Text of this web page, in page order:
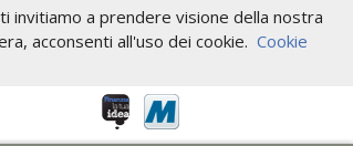
invitiamo a prendere visione della nostra
acconsenti all'uso dei cookie. Cookie